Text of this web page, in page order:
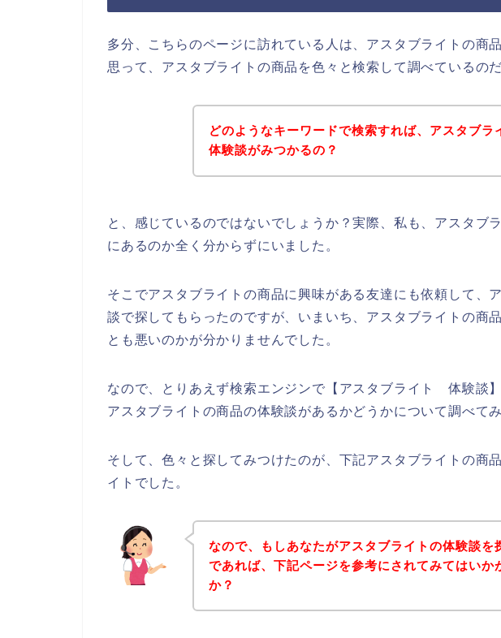
多分、こちらのページに訪れている人は、アスタブライトの商
思って、アスタブライトの商品を色々と検索して調べているの
どのようなキーワードで検索すれば、アスタブラ
体験談がみつかるの？
と、感じているのではないでしょうか？実際、私も、アスタブ
にあるのか全く分からずにいました。
そこでアスタブライトの商品に興味がある友達にも依頼して、
談で探してもらったのですが、いまいち、アスタブライトの商
とも悪いのかが分かりませんでした。
なので、とりあえず検索エンジンで【アスタブライト 体験談
アスタブライトの商品の体験談があるかどうかについて調べて
そして、色々と探してみつけたのが、下記アスタブライトの商
イトでした。
なので、もしあなたがアスタブライトの体験談を
であれば、下記ページを参考にされてみてはいか
か？